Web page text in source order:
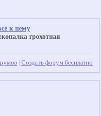
к нему
грохотная
| Создать форум бесплатно